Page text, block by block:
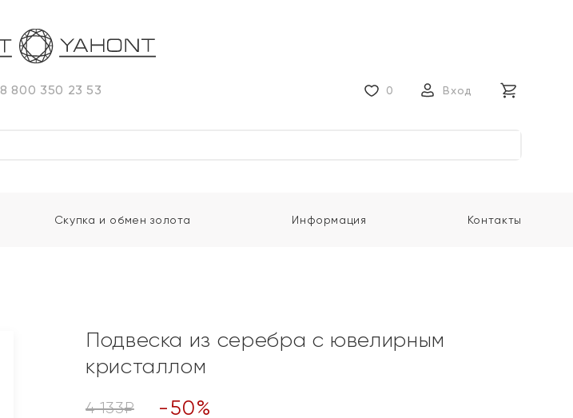
8 800 350 23 53 0 Вход
Скупка и обмен золота Информация Контакты
Подвеска из серебра с ювелирным
кристаллом
4 133₽ -50%